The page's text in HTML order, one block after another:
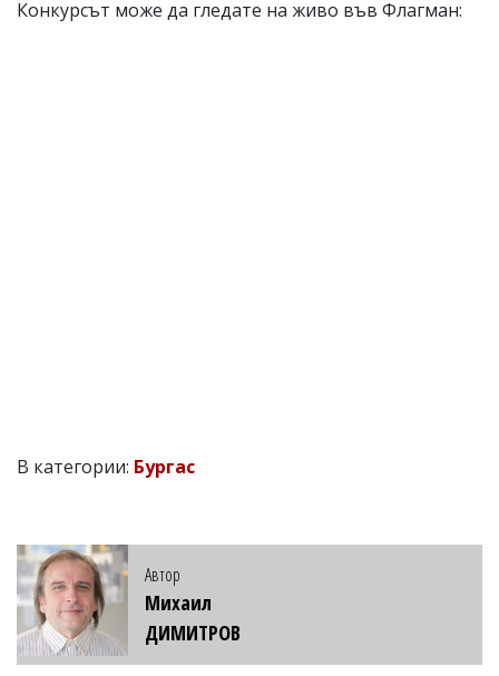
Конкурсът може да гледате на живо във Флагман:
В категории: Бургас
Автор
Михаил
ДИМИТРОВ